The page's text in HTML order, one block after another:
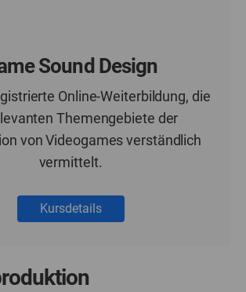
Sound Design
Online-Weiterbildung, die
Themengebiete der
von Videogames verständlich
vermittelt.
Kursdetails